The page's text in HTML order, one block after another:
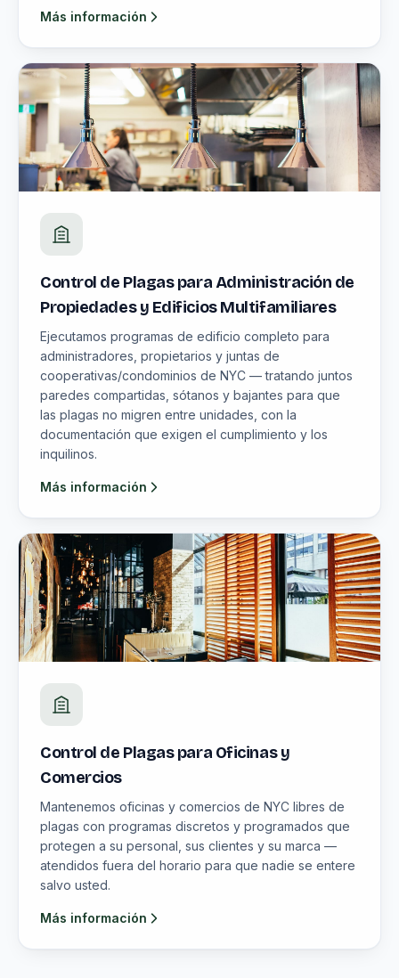
Más información
Control de Plagas para Administración de
Propiedades y Edificios Multifamiliares
Ejecutamos programas de edificio completo para
administradores, propietarios y juntas de
cooperativas/condominios de NYC — tratando juntos
paredes compartidas, sótanos y bajantes para que
las plagas no migren entre unidades, con la
documentación que exigen el cumplimiento y los
inquilinos.
Más información
Control de Plagas para Oficinas y
Comercios
Mantenemos oficinas y comercios de NYC libres de
plagas con programas discretos y programados que
protegen a su personal, sus clientes y su marca —
atendidos fuera del horario para que nadie se entere
salvo usted.
Más información